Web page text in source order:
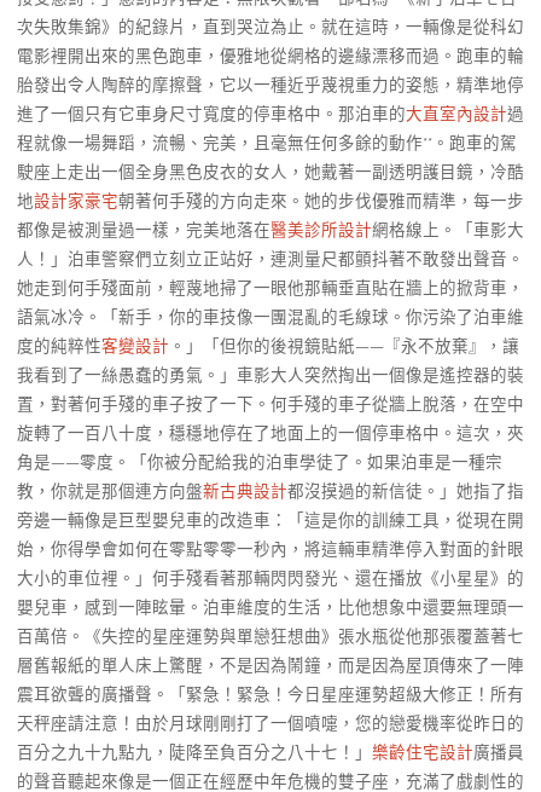
次失敗集錦》的紀錄片，直到哭泣為止。就在這時，一輛像是從科幻
電影裡開出來的黑色跑車，優雅地從網格的邊緣漂移而過。跑車的輪
胎發出令人陶醉的摩擦聲，它以一種近乎蔑視重力的姿態，精準地停
進了一個只有它車身尺寸寬度的停車格中。那泊車的大直室內設計過
程就像一場舞蹈，流暢、完美，且毫無任何多餘的動作**。跑車的駕
駛座上走出一個全身黑色皮衣的女人，她戴著一副透明護目鏡，冷酷
地設計家豪宅朝著何手殘的方向走來。她的步伐優雅而精準，每一步
都像是被測量過一樣，完美地落在醫美診所設計網格線上。「車影大
人！」泊車警察們立刻立正站好，連測量尺都顫抖著不敢發出聲音。
她走到何手殘面前，輕蔑地掃了一眼他那輛垂直貼在牆上的掀背車，
語氣冰冷。「新手，你的車技像一團混亂的毛線球。你污染了泊車維
度的純粹性客變設計 。」「但你的後視鏡貼紙——『永不放棄』，讓
我看到了一絲愚蠢的勇氣。」車影大人突然掏出一個像是遙控器的裝
置，對著何手殘的車子按了一下。何手殘的車子從牆上脫落，在空中
旋轉了一百八十度，穩穩地停在了地面上的一個停車格中。這次，夾
角是——零度。「你被分配給我的泊車學徒了。如果泊車是一種宗
教，你就是那個連方向盤新古典設計都沒摸過的新信徒。」她指了指
旁邊一輛像是巨型嬰兒車的改造車：「這是你的訓練工具，從現在開
始，你得學會如何在零點零零一秒內，將這輛車精準停入對面的針眼
大小的車位裡。」何手殘看著那輛閃閃發光、還在播放《小星星》的
嬰兒車，感到一陣眩暈。泊車維度的生活，比他想象中還要無理頭一
百萬倍。《失控的星座運勢與單戀狂想曲》張水瓶從他那張覆蓋著七
層舊報紙的單人床上驚醒，不是因為鬧鐘，而是因為屋頂傳來了一陣
震耳欲聾的廣播聲。「緊急！緊急！今日星座運勢超級大修正！所有
天秤座請注意！由於月球剛剛打了一個噴嚏，您的戀愛機率從昨日的
百分之九十九點九，陡降至負百分之八十七！」 樂齡住宅設計廣播員
的聲音聽起來像是一個正在經歷中年危機的雙子座，充滿了戲劇性的